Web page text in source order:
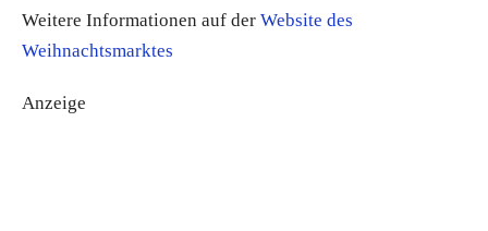
Weitere Informationen auf der Website des
Weihnachtsmarktes
Anzeige